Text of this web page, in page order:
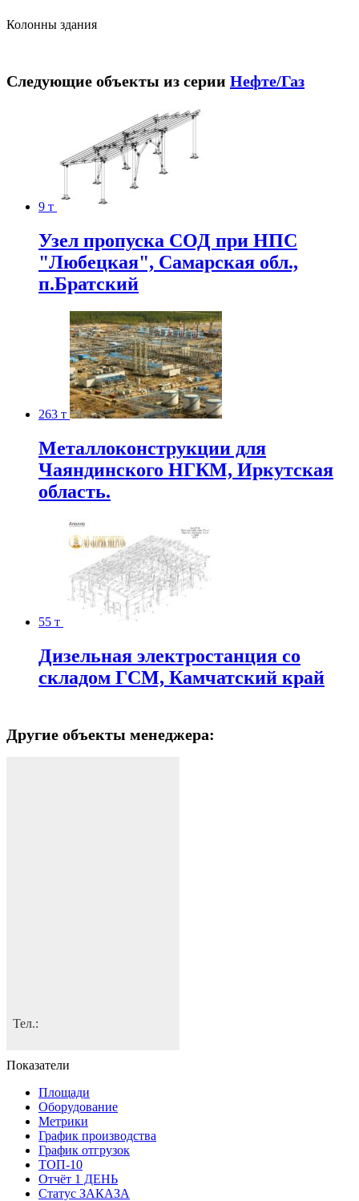
Колонны здания
Следующие объекты из серии Нефте/Газ
9 т
Узел пропуска СОД при НПС
"Любецкая", Самарская обл.,
п.Братский
263 т
Металлоконструкции для
Чаяндинского НГКМ, Иркутская
область.
55 т
Дизельная электростанция со
складом ГСМ, Камчатский край
Другие объекты менеджера:
Тел.:
Показатели
Площади
Оборудование
Метрики
График производства
График отгрузок
ТОП-10
Отчёт 1 ДЕНЬ
Статус ЗАКАЗА